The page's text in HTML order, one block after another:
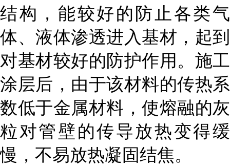
结构，能较好的防止各类气
体、液体渗透进入基材，起到
对基材较好的防护作用。施工
涂层后，由于该材料的传热系
数低于金属材料，使熔融的灰
粒对管壁的传导放热变得缓
慢，不易放热凝固结焦。